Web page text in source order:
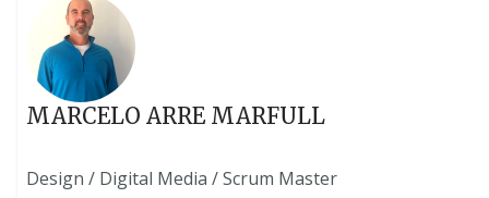
MARCELO ARRE MARFULL
Design / Digital Media / Scrum Master